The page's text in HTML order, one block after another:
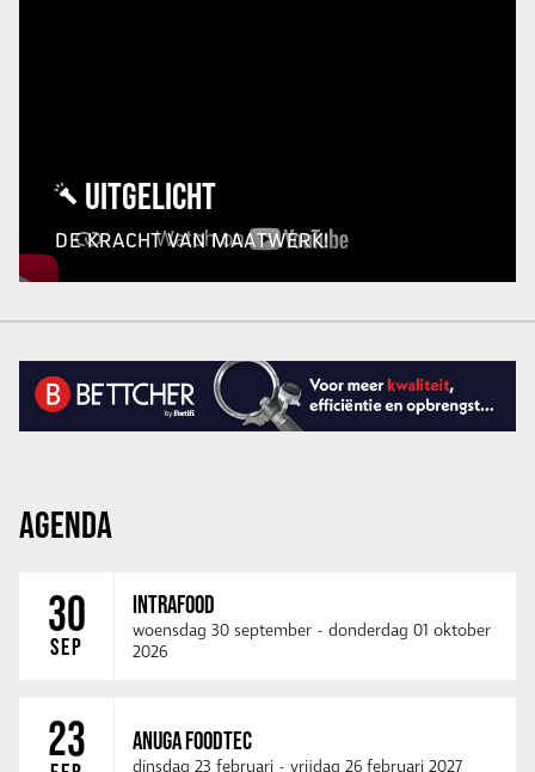
UITGELICHT
DE KRACHT VAN MAATWERK!
AGENDA
30
SEP
INTRAFOOD
woensdag 30 september - donderdag 01 oktober
2026
23 ANUGA FOODTEC
dinsdag 23 februari - vrijdag 26 februari 2027